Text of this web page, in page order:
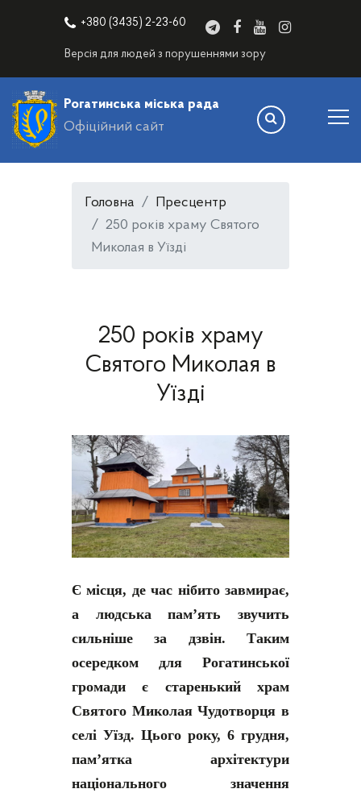
+380 (3435) 2-23-60
Версія для людей з порушеннями зору
Рогатинська міська рада
Офіційний сайт
Головна
Пресцентр
250 років храму Святого
Миколая в Уїзді
250 років храму
Святого Миколая в
Уїзді
Є місця, де час нібито завмирає,
а людська пам’ять звучить
сильніше за дзвін. Таким
осередком для Рогатинської
громади є старенький храм
Святого Миколая Чудотворця в
селі Уїзд. Цього року, 6 грудня,
пам’ятка архітектури
національного значення